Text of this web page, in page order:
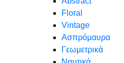
Floral
Vintage
Ασπρόμαυρα
Γεωμετρικά